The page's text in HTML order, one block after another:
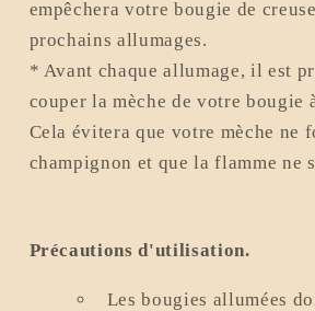
empêchera votre bougie de
prochains allumages.
* Avant chaque allumage, il est
couper la mèche de votre bougie
Cela évitera que votre mèche ne
champignon et que la flamme ne
Précautions d'utilisation.
Les bougies allumées